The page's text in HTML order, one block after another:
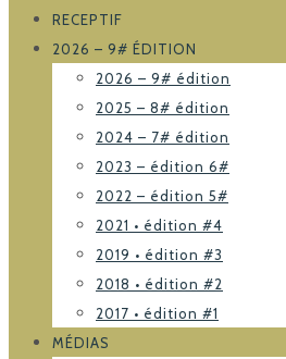
RECEPTIF
2026 – 9# ÉDITION
2026 – 9# édition
2025 – 8# édition
2024 – 7# édition
2023 – édition 6#
2022 – édition 5#
2021 • édition #4
2019 • édition #3
2018 • édition #2
2017 • édition #1
MÉDIAS